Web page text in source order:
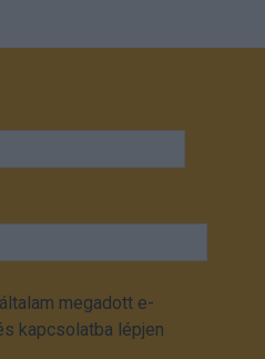
megadott e-
kapcsolatba lépjen